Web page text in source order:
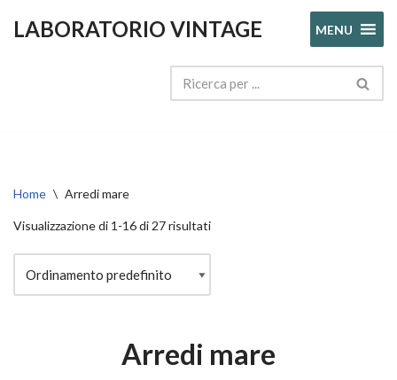
LABORATORIO VINTAGE MENU
Home \ Arredi mare
Visualizzazione di 1-16 di 27 risultati
Arredi mare